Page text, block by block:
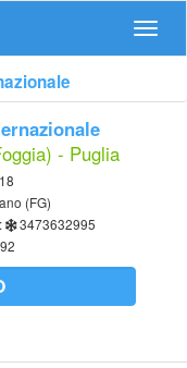
- Puglia
(FG)
3473632995